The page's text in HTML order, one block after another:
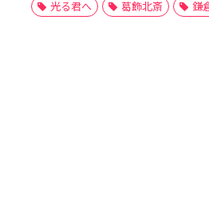
光る君へ 葛飾北斎 鎌